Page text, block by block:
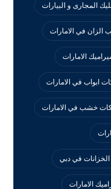
المجارى و البيارات
في الامارات
الامارات
ابواب في الامارات
خشب في الامارات
في دبي
الامارات